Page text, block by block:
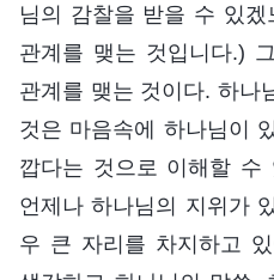
님의 감찰을 받을 수 있겠
관계를 맺는 것입니다.)
관계를 맺는 것이다. 하나
것은 마음속에 하나님이
깝다는 것으로 이해할 수
언제나 하나님의 지위가
우 큰 자리를 차지하고